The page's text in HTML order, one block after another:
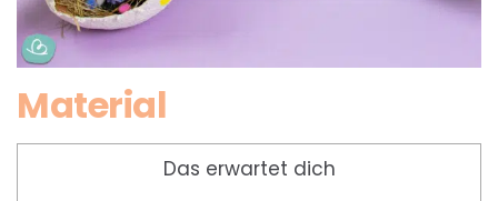
Material
Das erwartet dich